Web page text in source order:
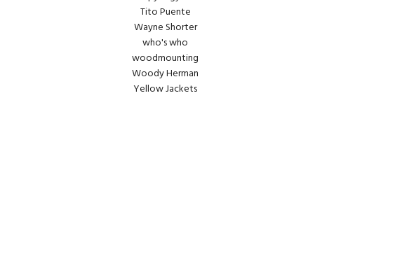
Tito Puente
Wayne Shorter
who's who
woodmounting
Woody Herman
Yellow Jackets